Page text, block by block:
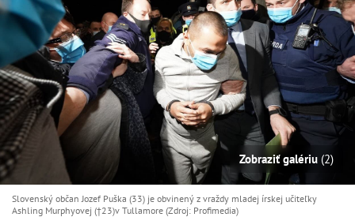
Zobraziť galériu (2)
Slovenský občan Jozef Puška (33) je obvinený z vraždy mladej írskej učiteľky
Ashling Murphyovej (†23)v Tullamore (Zdroj: Profimedia)